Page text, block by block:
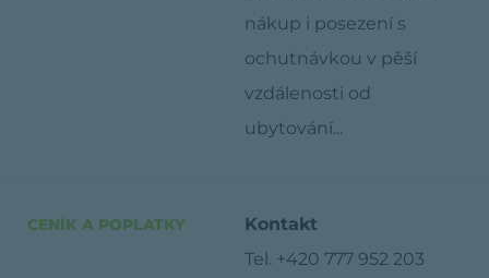
nákup i posezení s
ochutnávkou v pěší
vzdálenosti od
ubytování...
CENÍK A POPLATKY
Kontakt
Tel. +420 777 952 203